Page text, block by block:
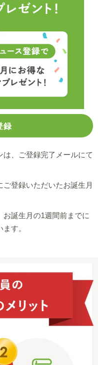
、ご登録完了メールにて
登録いただいたお誕生月
誕生月の1週間前までに
す。